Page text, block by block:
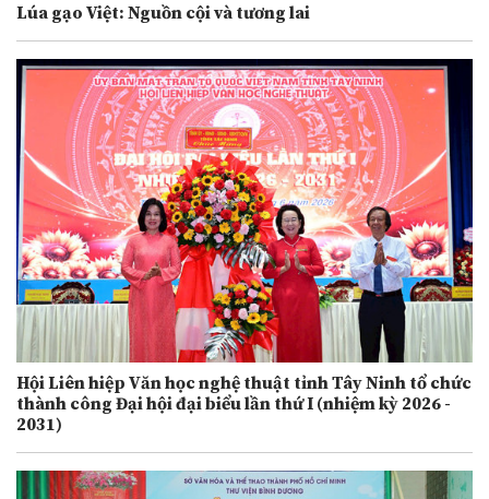
Lúa gạo Việt: Nguồn cội và tương lai
Hội Liên hiệp Văn học nghệ thuật tỉnh Tây Ninh tổ chức
thành công Đại hội đại biểu lần thứ I (nhiệm kỳ 2026 -
2031)